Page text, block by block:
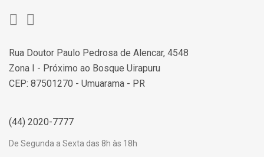
Rua Doutor Paulo Pedrosa de Alencar, 4548
Zona I - Próximo ao Bosque Uirapuru
CEP: 87501270 - Umuarama - PR
(44) 2020-7777
De Segunda a Sexta das 8h às 18h